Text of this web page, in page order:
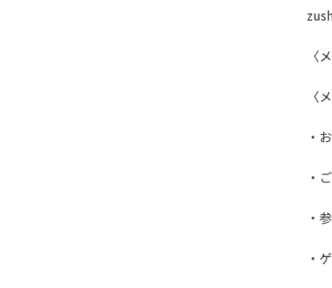
〈
〈
・
・
・
・